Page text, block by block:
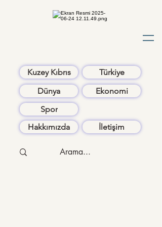
Kuzey Kıbrıs
Türkiye
Dünya
Ekonomi
Spor
Hakkımızda
İletişim